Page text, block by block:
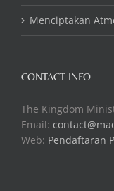
Menciptakan
CONTACT INFO
The Kingdom
Email:
Web: Pendaftaran